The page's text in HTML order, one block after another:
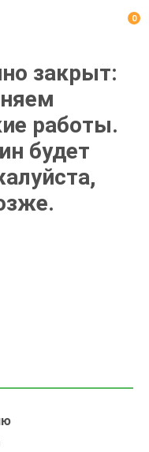
0
закрыт:
работы.
будет